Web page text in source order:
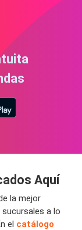
Aquí
la mejor
a lo
el catálogo